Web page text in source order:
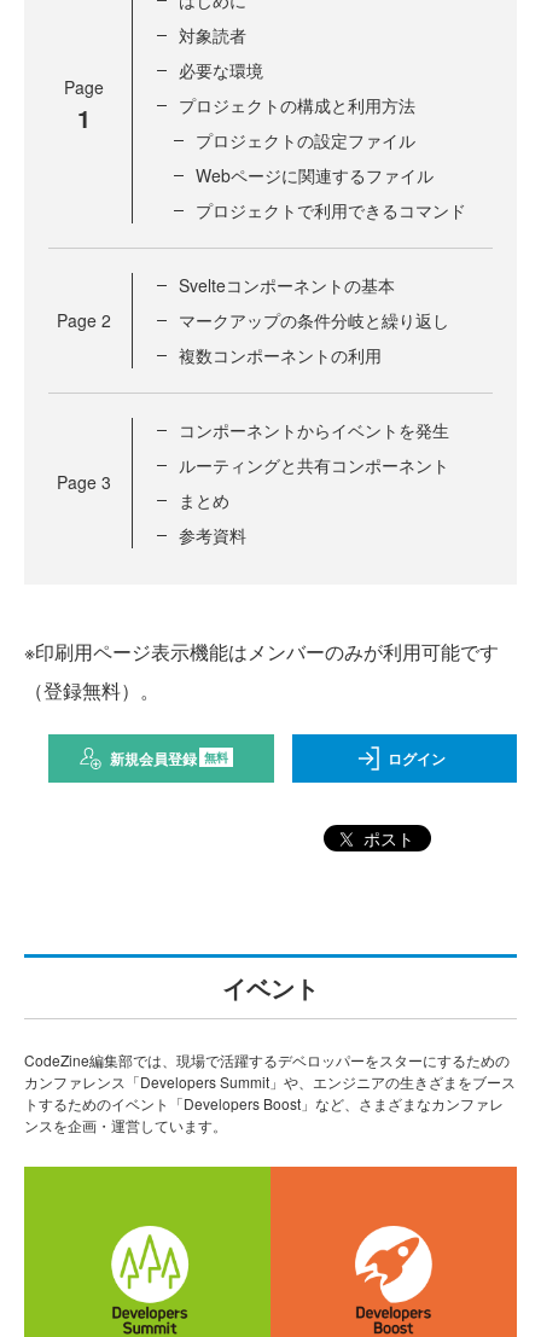
Page
1
対象読者
必要な環境
プロジェクトの構成と利用方法
プロジェクトの設定ファイル
Webページに関連するファイル
プロジェクトで利用できるコマンド
Page 2
Svelteコンポーネントの基本
マークアップの条件分岐と繰り返し
複数コンポーネントの利用
Page 3
コンポーネントからイベントを発生
ルーティングと共有コンポーネント
まとめ
参考資料
※印刷用ページ表示機能はメンバーのみが利用可能です
（登録無料）。
新規会員登録 無料 ログイン
ポスト
イベント
CodeZine編集部では、現場で活躍するデベロッパーをスターにするための
カンファレンス「Developers Summit」や、エンジニアの生きざまをブース
トするためのイベント「Developers Boost」など、さまざまなカンファレ
ンスを企画・運営しています。